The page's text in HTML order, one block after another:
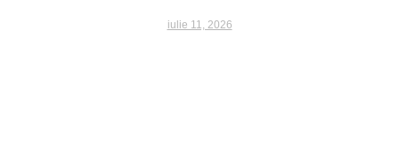
iulie 11, 2026